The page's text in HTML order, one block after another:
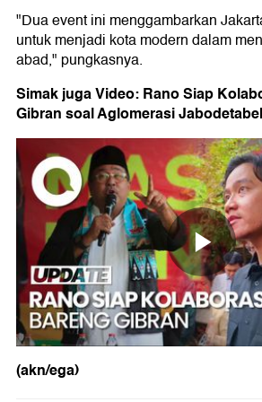
"Dua event ini menggambarkan
untuk menjadi kota modern dalam
abad," pungkasnya.
Simak juga Video: Rano Siap
Gibran soal Aglomerasi
(akn/ega)